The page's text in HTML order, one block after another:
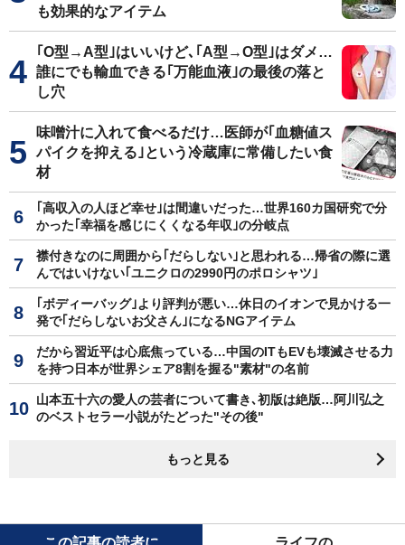
も効果的なアイテム
｢O型→A型｣はいいけど､｢A型→O型｣はダメ…
誰にでも輸血できる｢万能血液｣の最後の落と
し穴
味噌汁に入れて食べるだけ…医師が｢血糖値ス
パイクを抑える｣という冷蔵庫に常備したい食
材
｢高収入の人ほど幸せ｣は間違いだった…世界160カ国研究で分
かった｢幸福を感じにくくなる年収｣の分岐点
襟付きなのに周囲から｢だらしない｣と思われる…帰省の際に選
んではいけない｢ユニクロの2990円のポロシャツ｣
｢ボディーバッグ｣より評判が悪い…休日のイオンで見かける一
発で｢だらしないお父さん｣になるNGアイテム
だから習近平は心底焦っている…中国のITもEVも壊滅させる力
を持つ日本が世界シェア8割を握る"素材"の名前
山本五十六の愛人の芸者について書き､初版は絶版…阿川弘之
のベストセラー小説がたどった"その後"
もっと見る